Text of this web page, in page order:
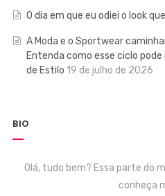
O dia em que eu odiei o look
A Moda e o Sportwear
Entenda como esse ciclo
de Estilo 19 de julho de 2026
BIO
Olá, tudo bem? Essa parte do
conheça